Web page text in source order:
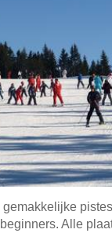
gemakkelijke
Alle